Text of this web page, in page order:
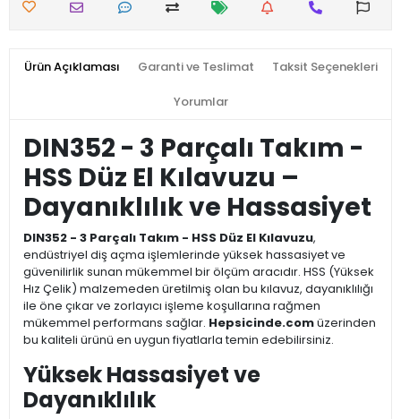
Ürün Açıklaması Garanti ve Teslimat Taksit Seçenekleri
Yorumlar
DIN352 - 3 Parçalı Takım -
HSS Düz El Kılavuzu –
Dayanıklılık ve Hassasiyet
DIN352 - 3 Parçalı Takım - HSS Düz El Kılavuzu,
endüstriyel diş açma işlemlerinde yüksek hassasiyet ve
güvenilirlik sunan mükemmel bir ölçüm aracıdır. HSS (Yüksek
Hız Çelik) malzemeden üretilmiş olan bu kılavuz, dayanıklılığı
ile öne çıkar ve zorlayıcı işleme koşullarına rağmen
mükemmel performans sağlar. Hepsicinde.comüzerinden
bu kaliteli ürünü en uygun fiyatlarla temin edebilirsiniz.
Yüksek Hassasiyet ve
Dayanıklılık